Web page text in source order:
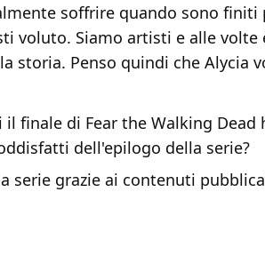
soffrire quando sono finiti
voluto. Siamo artisti e alle volte
storia. Penso quindi che Alycia
finale di Fear the Walking Dead
dell'epilogo della serie?
serie grazie ai contenuti